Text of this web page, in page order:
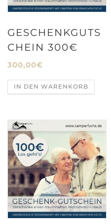
GESCHENKGUTS
CHEIN 300€
300,00€
IN DEN WARENKORB